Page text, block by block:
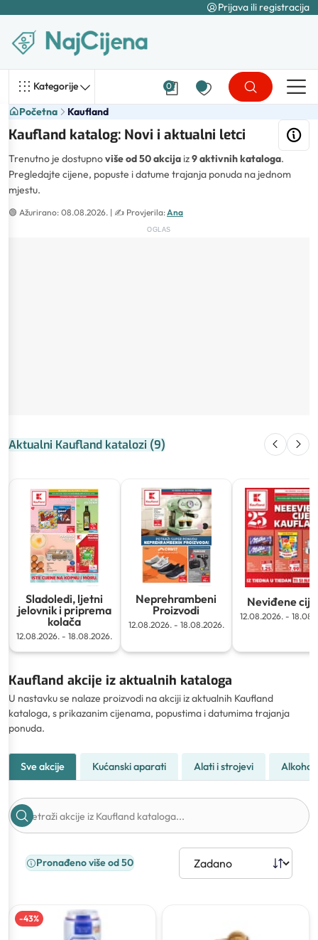
Prijava ili registracija
Kategorije 0
Početna Kaufland
Kaufland katalog: Novi i aktualni letci
Trenutno je dostupnoviše od 50 akcija iz9 aktivnih kataloga.
Pregledajte cijene, popuste i datume trajanja ponuda na jednom
mjestu.
🟢 Ažurirano: 08.08.2026. | ✍️ Provjerila:Ana
OGLAS
Aktualni Kaufland katalozi (9)
Sladoledi, ljetni
jelovnik i priprema
kolača
12.08.2026. -18.08.2026.
Neprehrambeni
Proizvodi
12.08.2026. - 18.08.2026.
Neviđene
12.08.2026. -
Kaufland akcije iz aktualnih kataloga
U nastavku se nalaze proizvodi na akciji iz aktualnih Kaufland
kataloga, s prikazanim cijenama, popustima i datumima trajanja
ponuda.
Sve akcije Kućanski aparati Alati i strojevi
Pronađeno više od 50
-43%